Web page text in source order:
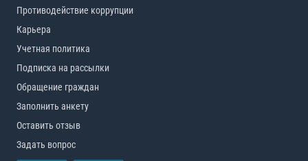
Противодействие коррупции
Карьера
Учетная политика
Подписка на рассылки
Обращение граждан
Заполнить анкету
Оставить отзыв
Задать вопрос